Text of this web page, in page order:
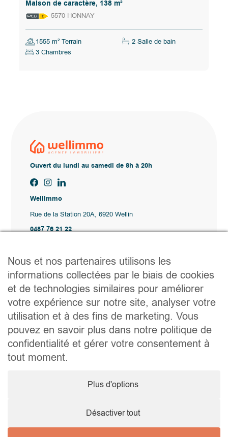
Maison de caractère, 138 m²
5570 HONNAY
1555 m² Terrain
2 Salle de bain
3 Chambres
Ouvert du lundi au samedi de 8h à 20h
Wellimmo
Rue de la Station 20A, 6920 Wellin
0487 76 21 22
Acheter
Louer
Vendre
Contact
Liens utiles
Conseils pratiques pour vendre ou louer
Préparer un déménagement
Documents utiles
Notaire.be
Agent immobilier courtier, agrégation octroyée en Belgique
Nous et nos partenaires utilisons les
informations collectées par le biais de cookies
et de technologies similaires pour améliorer
votre expérience sur notre site, analyser votre
utilisation et à des fins de marketing. Vous
pouvez en savoir plus dans notre politique de
confidentialité et gérer votre consentement à
tout moment.
Plus d'options
Désactiver tout